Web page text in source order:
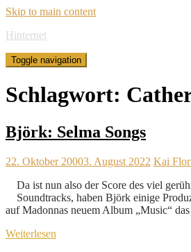
Skip to main content
Hinternet
Toggle navigation
Schlagwort:
Björk: Selma Songs
22. Oktober 20003. August 2022 Kai
Da ist nun also der Score des viel
Soundtracks, haben Björk einige
auf Madonnas neuem Album „Music“
Weiterlesen